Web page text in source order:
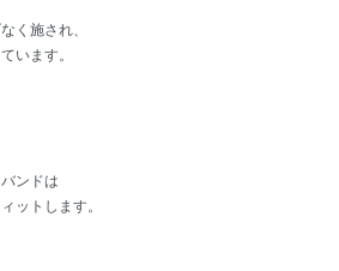
く施され、
います。
ンドは
ットします。